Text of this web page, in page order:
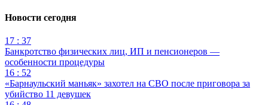
Новости сегодня
17 : 37
Банкротство физических лиц, ИП и пенсионеров —
особенности процедуры
16 : 52
«Барнаульский маньяк» захотел на СВО после приговора за
убийство 11 девушек